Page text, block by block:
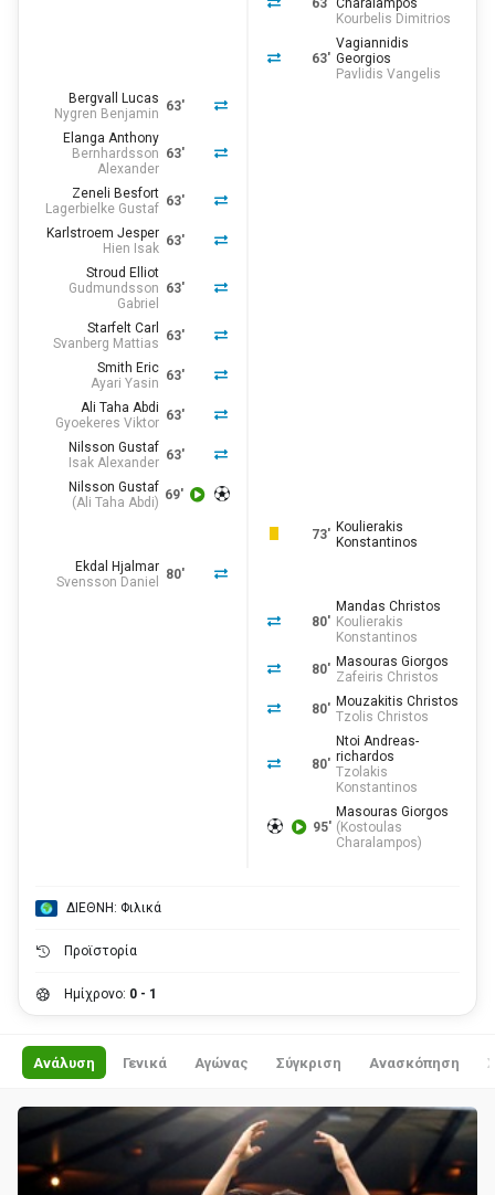
63' Charalampos
Kourbelis Dimitrios
63'
Vagiannidis
Georgios
Pavlidis Vangelis
63'
Bergvall Lucas
Nygren Benjamin
63'
Elanga Anthony
Bernhardsson
Alexander
63'
Zeneli Besfort
Lagerbielke Gustaf
63'
Karlstroem Jesper
Hien Isak
63'
Stroud Elliot
Gudmundsson
Gabriel
63'
Starfelt Carl
Svanberg Mattias
63'
Smith Eric
Ayari Yasin
63'
Ali Taha Abdi
Gyoekeres Viktor
63'
Nilsson Gustaf
Isak Alexander
69'
Nilsson Gustaf
(Ali Taha Abdi)
73' Koulierakis
Konstantinos
80'
Ekdal Hjalmar
Svensson Daniel
80'
Mandas Christos
Koulierakis
Konstantinos
80' Masouras Giorgos
Zafeiris Christos
80' Mouzakitis Christos
Tzolis Christos
80'
Ntoi Andreas-
richardos
Tzolakis
Konstantinos
95'
Masouras Giorgos
( Kostoulas
Charalampos)
ΔΙΕΘΝΗ: Φιλικά
Προϊστορία
Ημίχρονο: 0 - 1
Ανάλυση Γενικά Αγώνας Σύγκριση Ανασκόπηση